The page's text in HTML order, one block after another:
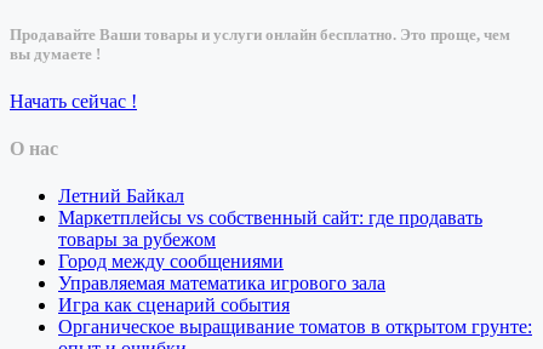
Продавайте Ваши товары и услуги онлайн бесплатно. Это проще, чем
вы думаете !
Начать сейчас !
О нас
Летний Байкал
Маркетплейсы vs собственный сайт: где продавать
товары за рубежом
Город между сообщениями
Управляемая математика игрового зала
Игра как сценарий события
Органическое выращивание томатов в открытом грунте: